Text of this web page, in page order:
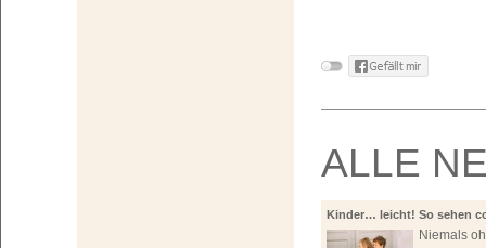
ALLE
Kinder… leicht! So sehen
aus!
Niemals